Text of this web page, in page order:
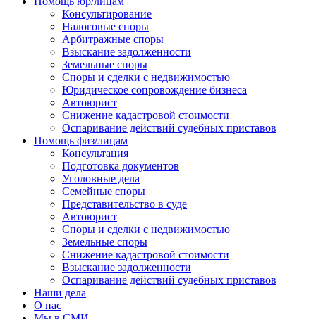
Консультирование
Налоговые споры
Арбитражные споры
Взыскание задолженности
Земельные споры
Споры и сделки с недвижимостью
Юридическое сопровождение бизнеса
Автоюрист
Снижение кадастровой стоимости
Оспаривание действий судебных приставов
Помощь физ/лицам
Консультация
Подготовка документов
Уголовные дела
Семейные споры
Представительство в суде
Автоюрист
Споры и сделки с недвижимостью
Земельные споры
Снижение кадастровой стоимости
Взыскание задолженности
Оспаривание действий судебных приставов
Наши дела
О нас